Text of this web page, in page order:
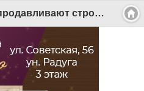
В Северодвинске продавливают строительство очередного ТРЦ на месте убитого ПАТП - Беломорканал Северодвинск tv29.ru